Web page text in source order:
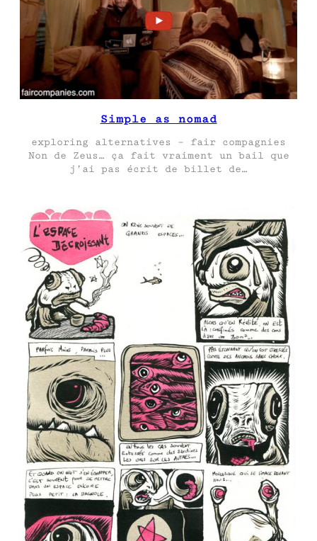
Simple as nomad
exploring alternatives – fair compagnies
Non de Zeus… ça fait vraiment un bail que
j’ai pas écrit de billet de…